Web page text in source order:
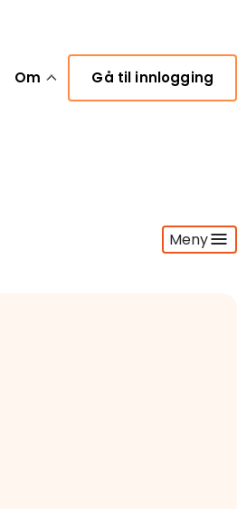
Om Gå til innlogging
Meny